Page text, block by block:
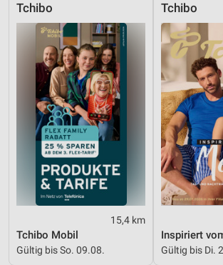
Tchibo
15,4 km
Tchibo Mobil
Gültig bis So. 09.08.
Tchibo
Inspiriert
Gültig bis Di.
IAB-Besonderheiten:
Verwendung genauer Standortdaten
Geräte anhand von aktiv angeforderten
Informationen identifizieren
Nicht-IAB-Verarbeitungszwecke:
Notwendig
Performance
Funktional
Werbung